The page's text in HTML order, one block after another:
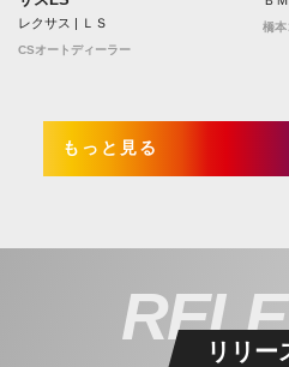
レクサス | ＬＳ
CSオートディーラー
橋本
もっと見る
リリー